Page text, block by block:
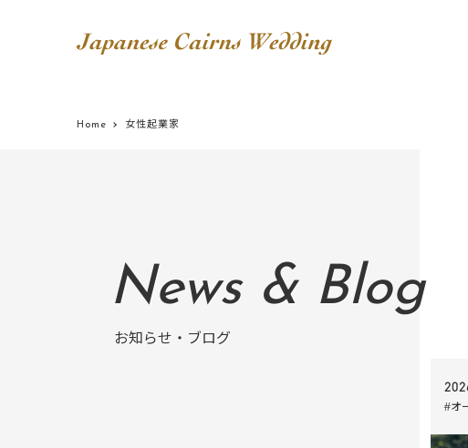
Home 女性起業家
News & Blog
お知らせ・ブログ
#オ